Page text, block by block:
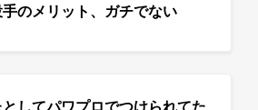
手のメリット、ガチでない